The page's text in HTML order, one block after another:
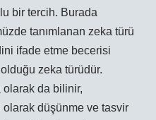
bir tercih. Burada
tanımlanan zeka türü
ifade etme becerisi
zeka türüdür.
olarak da bilinir,
olarak düşünme ve tasvir